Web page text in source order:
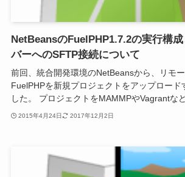
NetBeansのFuelPHP1.7.2の実行構
バーへのSFTP接続について
前回、統合開発環境のNetBeansから、リモ
FuelPHPを新規プロジェクトをアップロード
した。 プロジェクトをMAMMPやVagrantな
2015年4月24日 2017年12月2日